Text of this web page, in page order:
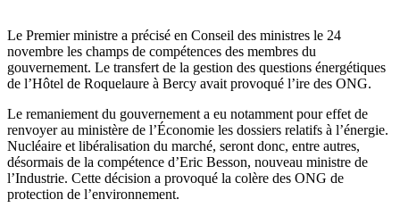
Le Premier ministre a précisé en Conseil des ministres le 24
novembre les champs de compétences des membres du
gouvernement. Le transfert de la gestion des questions énergétiques
de l’Hôtel de Roquelaure à Bercy avait provoqué l’ire des ONG.
Le remaniement du gouvernement a eu notamment pour effet de
renvoyer au ministère de l’Économie les dossiers relatifs à l’énergie.
Nucléaire et libéralisation du marché, seront donc, entre autres,
désormais de la compétence d’Eric Besson, nouveau ministre de
l’Industrie. Cette décision a provoqué la colère des ONG de
protection de l’environnement.